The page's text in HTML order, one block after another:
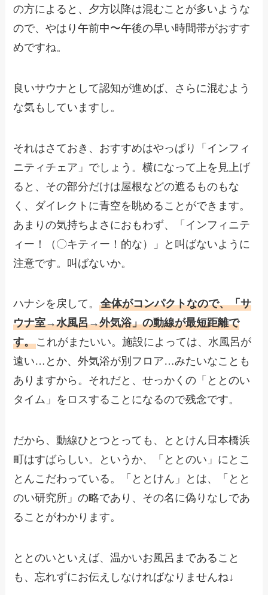
の方によると、夕方以降は混むことが多いような
ので、やはり午前中〜午後の早い時間帯がおすす
めですね。
良いサウナとして認知が進めば、さらに混むよう
な気もしていますし。
それはさておき、おすすめはやっぱり「インフィ
ニティチェア」でしょう。横になって上を見上げ
ると、その部分だけは屋根などの遮るものもな
く、ダイレクトに青空を眺めることができます。
あまりの気持ちよさにおもわず、「インフィニテ
ィー！（〇キティー！的な）」と叫ばないように
注意です。叫ばないか。
ハナシを戻して。全体がコンパクトなので、「サ
ウナ室→水風呂→外気浴」の動線が最短距離で
す。これがまたいい。施設によっては、水風呂が
遠い…とか、外気浴が別フロア…みたいなことも
ありますから。それだと、せっかくの「ととのい
タイム」をロスすることになるので残念です。
だから、動線ひとつとっても、ととけん日本橋浜
町はすばらしい。というか、「ととのい」にとこ
とんこだわっている。「ととけん」とは、「とと
のい研究所」の略であり、その名に偽りなしであ
ることがわかります。
ととのいといえば、温かいお風呂まであること
も、忘れずにお伝えしなければなりませんね↓